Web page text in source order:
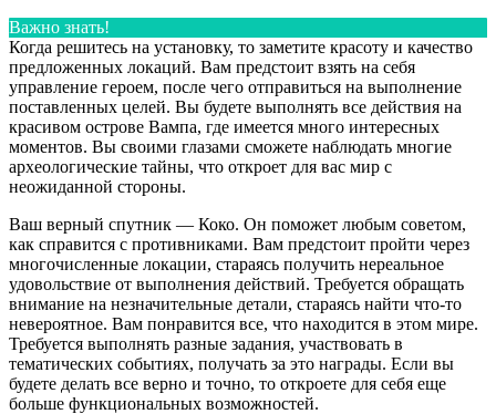
Важно знать!
Когда решитесь на установку, то заметите красоту и качество
предложенных локаций. Вам предстоит взять на себя
управление героем, после чего отправиться на выполнение
поставленных целей. Вы будете выполнять все действия на
красивом острове Вампа, где имеется много интересных
моментов. Вы своими глазами сможете наблюдать многие
археологические тайны, что откроет для вас мир с
неожиданной стороны.
Ваш верный спутник — Коко. Он поможет любым советом,
как справится с противниками. Вам предстоит пройти через
многочисленные локации, стараясь получить нереальное
удовольствие от выполнения действий. Требуется обращать
внимание на незначительные детали, стараясь найти что-то
невероятное. Вам понравится все, что находится в этом мире.
Требуется выполнять разные задания, участвовать в
тематических событиях, получать за это награды. Если вы
будете делать все верно и точно, то откроете для себя еще
больше функциональных возможностей.